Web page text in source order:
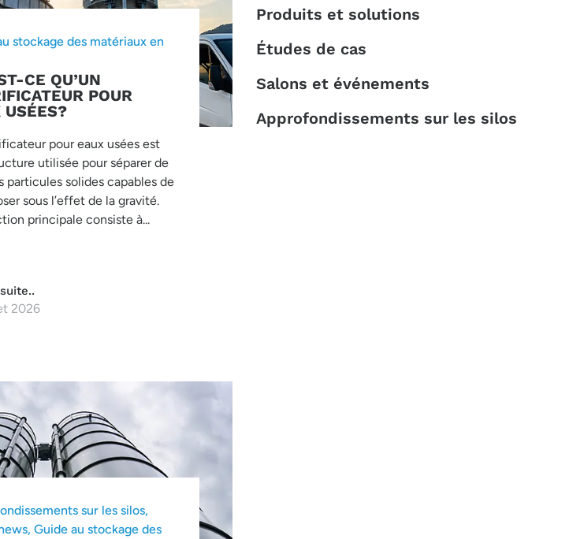
stockage des matériaux en
CE QU’UN
POUR
USÉES?
pour eaux usées est
utilisée pour séparer de
particules solides capables de
sous l’effet de la gravité.
principale consiste à...
2026
sur les silos,
,Guide au stockage des
Produits et solutions
Études de cas
Salons et événements
Approfondissements sur les silos